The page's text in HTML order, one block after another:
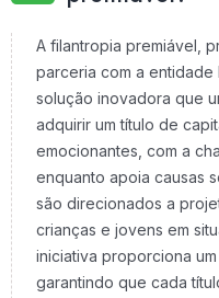
A filantropia premiável,
parceria com a entidade
solução inovadora que
adquirir um título de
emocionantes, com a
enquanto apoia causas
são direcionados a
crianças e jovens em
iniciativa proporciona
garantindo que cada